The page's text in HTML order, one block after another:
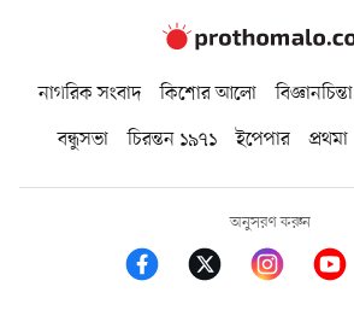
নাগরিক সংবাদ কিশোর আলো বিজ্ঞানচিন্তা
বন্ধুসভা
চিরন্তন ১৯৭১ ইপেপার প্রথমা
অনুসরণ করুন